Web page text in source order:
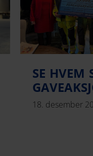
SE HVEM
18. desember